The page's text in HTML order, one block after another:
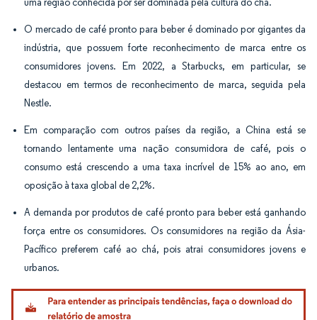
uma região conhecida por ser dominada pela cultura do chá.
O mercado de café pronto para beber é dominado por gigantes da
indústria, que possuem forte reconhecimento de marca entre os
consumidores jovens. Em 2022, a Starbucks, em particular, se
destacou em termos de reconhecimento de marca, seguida pela
Nestle.
Em comparação com outros países da região, a China está se
tornando lentamente uma nação consumidora de café, pois o
consumo está crescendo a uma taxa incrível de 15% ao ano, em
oposição à taxa global de 2,2%.
A demanda por produtos de café pronto para beber está ganhando
força entre os consumidores. Os consumidores na região da Ásia-
Pacífico preferem café ao chá, pois atrai consumidores jovens e
urbanos.